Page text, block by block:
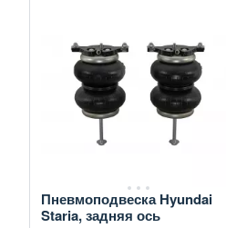
Пневмоподвеска Hyundai
Staria, задняя ось